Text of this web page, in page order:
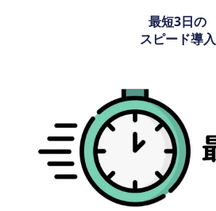
最短3日の
スピード導入